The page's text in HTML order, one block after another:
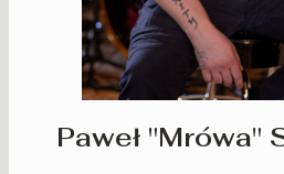
Paweł "Mrówa"